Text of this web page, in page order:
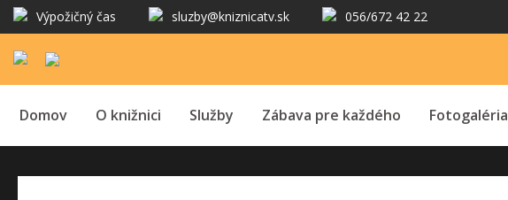
Výpožičný čas sluzby@kniznicatv.sk 056/672 42 22
Domov O knižnici Služby Zábava pre každého Fotogaléria